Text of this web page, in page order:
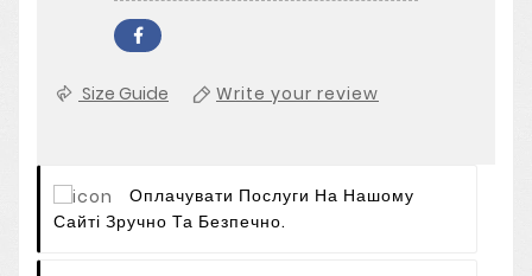
Size Guide Write your review
Оплачувати Послуги На Нашому
Сайті Зручно Та Безпечно.